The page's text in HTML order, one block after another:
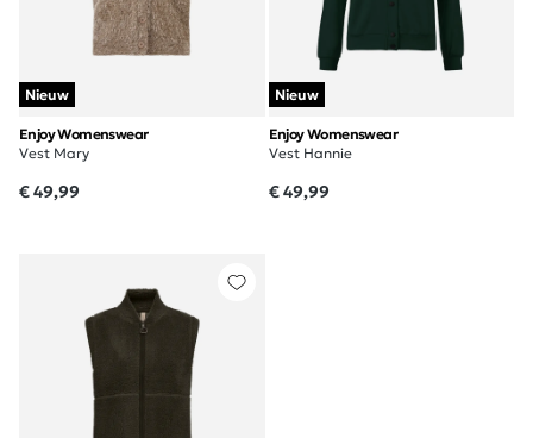
Nieuw
Enjoy Womenswear
Vest Mary
€ 49,99
Nieuw
Enjoy Womenswear
Vest Hannie
€ 49,99